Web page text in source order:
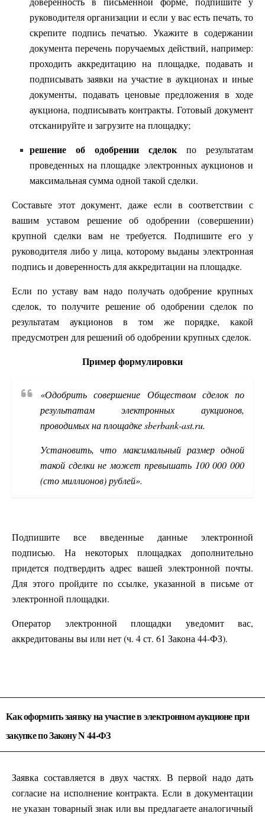
руководителя организации и если у вас есть печать, то
скрепите подпись печатью. Укажите в содержании
документа перечень поручаемых действий, например:
проходить аккредитацию на площадке, подавать и
подписывать заявки на участие в аукционах и иные
документы, подавать ценовые предложения в ходе
аукциона, подписывать контракты. Готовый документ
отсканируйте и загрузите на площадку;
решение об одобрении сделок по результатам
проведенных на площадке электронных аукционов и
максимальная сумма одной такой сделки.
Составьте этот документ, даже если в соответствии с
вашим уставом решение об одобрении (совершении)
крупной сделки вам не требуется. Подпишите его у
руководителя либо у лица, которому выданы электронная
подпись и доверенность для аккредитации на площадке.
Если по уставу вам надо получать одобрение крупных
сделок, то получите решение об одобрении сделок по
результатам аукционов в том же порядке, какой
предусмотрен для решений об одобрении крупных сделок.
Пример формулировки
«Одобрить совершение Обществом сделок по
результатам электронных аукционов,
проводимых на площадке sberbank-ast.ru.
Установить, что максимальный размер одной
такой сделки не может превышать 100 000 000
(сто миллионов) рублей».
Подпишите все введенные данные электронной
подписью. На некоторых площадках дополнительно
придется подтвердить адрес вашей электронной почты.
Для этого пройдите по ссылке, указанной в письме от
электронной площадки.
Оператор электронной площадки уведомит вас,
аккредитованы вы или нет (ч. 4 ст. 61 Закона 44-ФЗ).
Как оформить заявку на участие в электронном аукционе при
закупке по Закону N 44-ФЗ
Заявка составляется в двух частях. В первой надо дать
согласие на исполнение контракта. Если в документации
не указан товарный знак или вы предлагаете аналогичный